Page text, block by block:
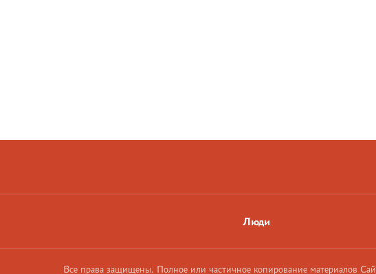
Люди
Все права защищены. Полное или частичное копирование материалов